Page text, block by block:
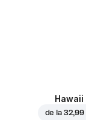
Hawaii
de la 32,99